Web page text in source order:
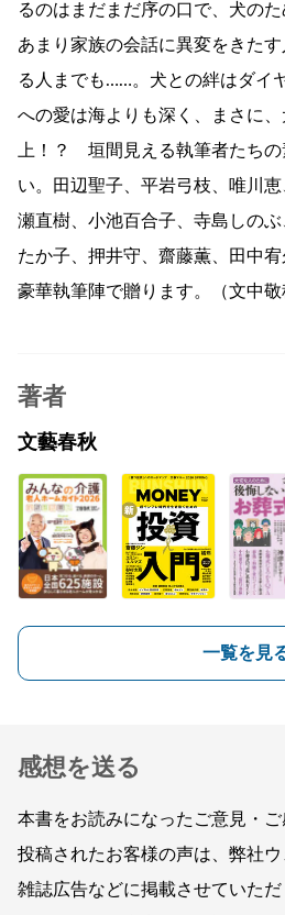
るのはまだまだ序の口で、犬の
あまり家族の会話に異変をきた
る人までも……。犬との絆はダイ
への愛は海よりも深く、まさに
上！？ 垣間見える執筆者たちの
い。田辺聖子、平岩弓枝、唯川
瀬直樹、小池百合子、寺島しの
たか子、押井守、齋藤薫、田中宥
豪華執筆陣で贈ります。（文中敬
著者
文藝春秋
一覧を見
感想を送る
本書をお読みになったご意見・ご
投稿されたお客様の声は、弊社
雑誌広告などに掲載させていただ